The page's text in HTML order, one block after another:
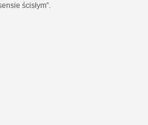
ścisłym”.